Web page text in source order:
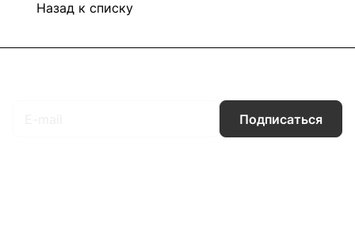
Назад к списку
Подписаться